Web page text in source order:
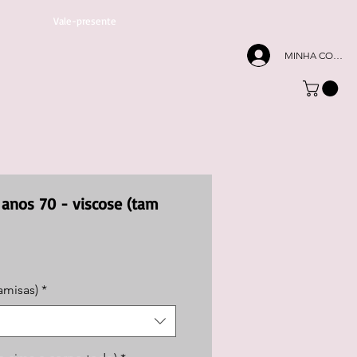
Vale-presente
MINHA CONTA
70 - viscose (tam
*